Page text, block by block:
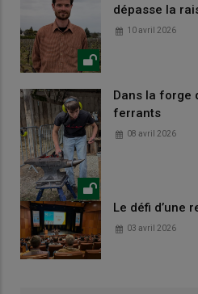
dépasse la
10 avril 2026
Dans la forge
ferrants
08 avril 2026
Le défi d’une
03 avril 2026